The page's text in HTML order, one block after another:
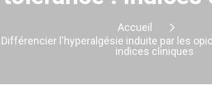
Accueil
Différencier l'hyperalgésie induite par les
indices cliniques